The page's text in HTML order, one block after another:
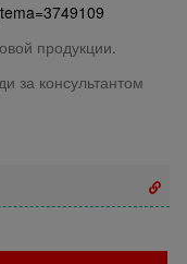
продукции.
за консультантом